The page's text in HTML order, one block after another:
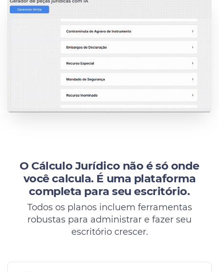
O Cálculo Jurídico não é só onde
você calcula. É uma plataforma
completa para seu escritório.
Todos os planos incluem ferramentas
robustas para administrar e fazer seu
escritório crescer.